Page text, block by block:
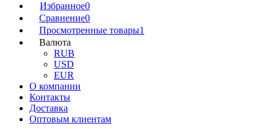
Избранное0
Сравнение0
Просмотренные товары1
Валюта
RUB
USD
EUR
О компании
Контакты
Доставка
Оптовым клиентам